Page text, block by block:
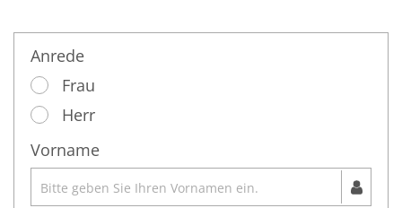
Anrede
Frau
Herr
Vorname